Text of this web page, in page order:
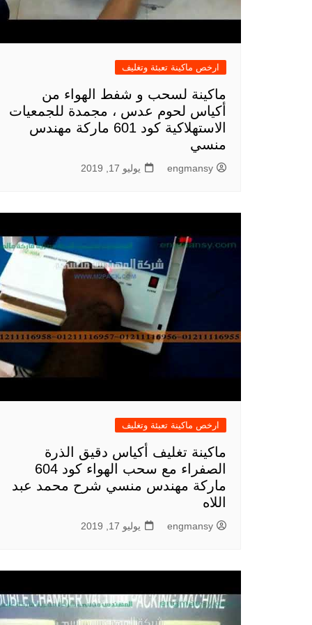
ارخص ماكينة تعبئة وتغليف
ماكينة لسحب و شفط الهواء من
أكياس لحوم عدس ، مجمدة للجمعيات
الاستهلاكية كود 601 ماركة مهندس
منسي
engmansy يوليو 17, 2019
ارخص ماكينة تعبئة وتغليف
ماكينة تغليف أكياس دقيق الذرة
الصفراء مع سحب الهواء كود 604
ماركة مهندس منسي شرح محمد عبد
اللاه
engmansy يوليو 17, 2019